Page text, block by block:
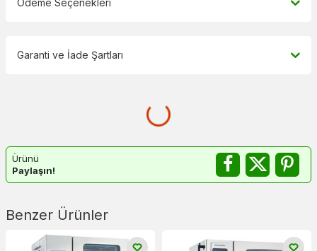
Garanti ve İade Şartları
Ürünü
Paylaşın!
Benzer Ürünler